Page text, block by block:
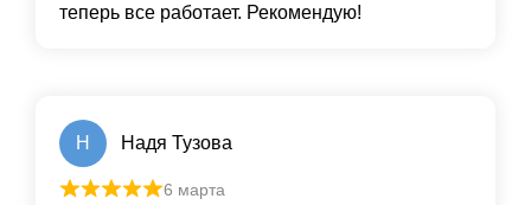
теперь все работает. Рекомендую!
Н Надя Тузова
6 марта